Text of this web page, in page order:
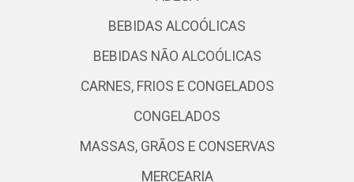
BEBIDAS ALCOÓLICAS
BEBIDAS NÃO ALCOÓLICAS
CARNES, FRIOS E CONGELADOS
CONGELADOS
MASSAS, GRÃOS E CONSERVAS
MERCEARIA